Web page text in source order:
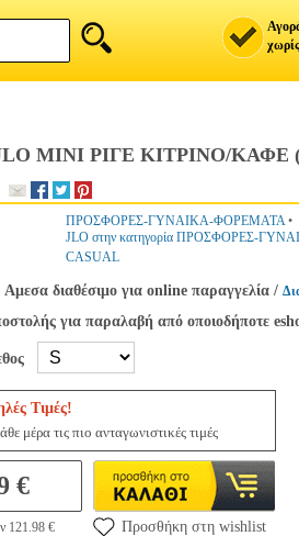
MINI ΡΙΓΕ ΚΙΤΡΙΝΟ/ΚΑΦΕ
ΠΡΟΣΦΟΡΕΣ-ΓΥΝΑΙΚΑ-ΦΟΡΕΜΑΤΑ•
JLO στην κατηγορία ΠΡΟΣΦΟΡΕΣ-
CASUAL
Αμεσα διαθέσιμο για online παραγγελία /
για παραλαβή από οποιοδήποτε
Τιμές!
μέρα τις πιο ανταγωνιστικές τιμές
€
121.98 €
Προσθήκη στη wishlist